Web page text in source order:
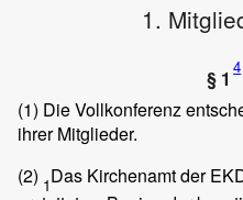
1.
§ 1 4
(1) Die Vollkonferenz
ihrer Mitglieder.
(2) 1Das Kirchenamt der